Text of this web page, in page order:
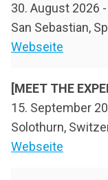
30. August 2026 -
San Sebastian,
Webseite
[MEET THE
15. September
Solothurn,
Webseite